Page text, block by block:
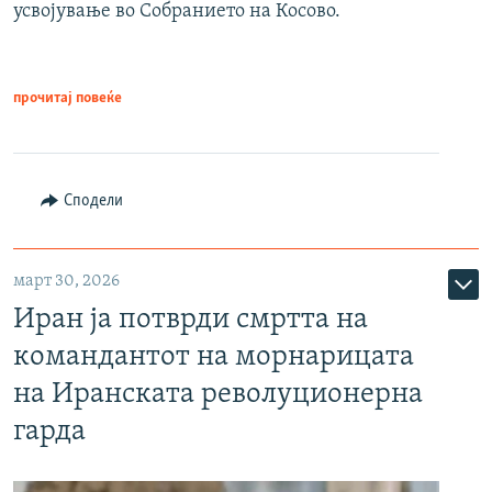
усвојување во Собранието на Косово.
прочитај повеќе
Сподели
март 30, 2026
Иран ја потврди смртта на
командантот на морнарицата
на Иранската револуционерна
гарда